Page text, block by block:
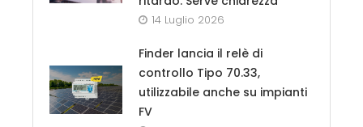
14 Luglio 2026
Finder lancia il relè di
controllo Tipo 70.33,
utilizzabile anche su impianti
FV